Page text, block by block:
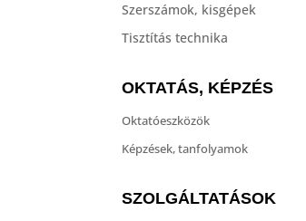
Szerszámok, kisgépek
Tisztítás technika
OKTATÁS, KÉPZÉS
Oktatóeszközök
Képzések, tanfolyamok
SZOLGÁLTATÁSOK